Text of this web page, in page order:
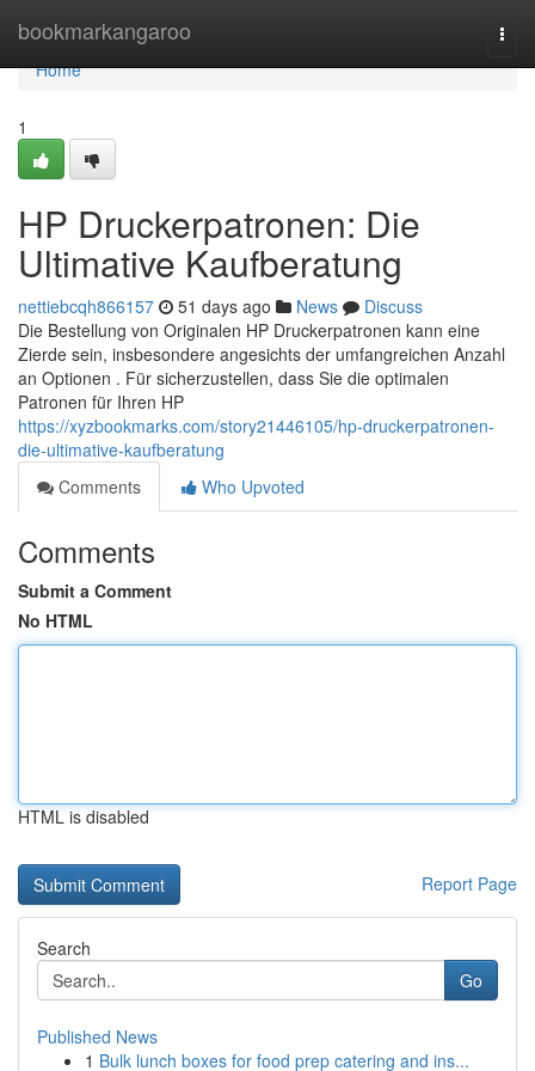
bookmarkangaroo
Home
Home
1
HP Druckerpatronen: Die
Ultimative Kaufberatung
nettiebcqh866157 51 days ago News
Discuss
Die Bestellung von Originalen HP Druckerpatronen kann eine
Zierde sein, insbesondere angesichts der umfangreichen Anzahl
an Optionen . Für sicherzustellen, dass Sie die optimalen
Patronen für Ihren HP
https://xyzbookmarks.com/story21446105/hp-druckerpatronen-
die-ultimative-kaufberatung
Comments
Who Upvoted
Comments
Submit a Comment
No HTML
HTML is disabled
Report Page
Search
Go
Published News
1 Bulk lunch boxes for food prep catering and ins...